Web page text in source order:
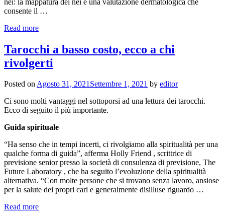
consente il …
Read more
Tarocchi a basso costo, ecco a chi
rivolgerti
Posted onAgosto 31, 2021Settembre 1, 2021 by editor
Ci sono molti vantaggi nel sottoporsi ad una lettura dei tarocchi.
Ecco di seguito il più importante.
Guida spirituale
“Ha senso che in tempi incerti, ci rivolgiamo alla spiritualità per una
qualche forma di guida”, afferma Holly Friend , scrittrice di
previsione senior presso la società di consulenza di previsione, The
Future Laboratory , che ha seguito l’evoluzione della spiritualità
alternativa. “Con molte persone che si trovano senza lavoro, ansiose
per la salute dei propri cari e generalmente disilluse riguardo …
Read more